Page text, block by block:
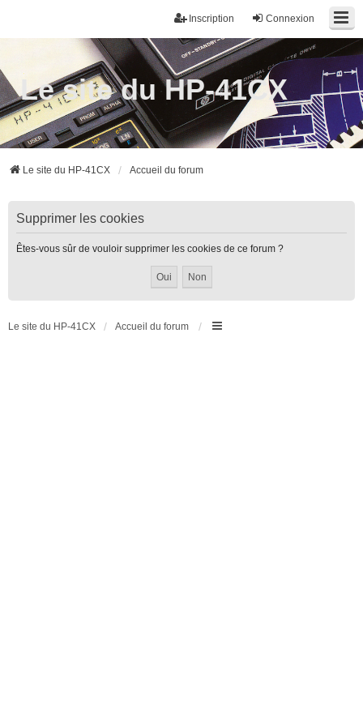
Connexion
Inscription
Le site du HP-41CX
Le site du HP-41CX Accueil du forum
Supprimer les cookies
Êtes-vous sûr de vouloir supprimer les cookies de ce forum ?
Le site du HP-41CX Accueil du forum